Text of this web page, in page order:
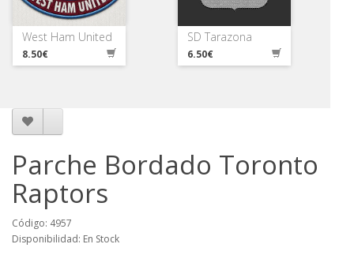
West Ham United
8.50€
SD Tarazona
6.50€
Parche Bordado Toronto
Raptors
Código: 4957
Disponibilidad: En Stock